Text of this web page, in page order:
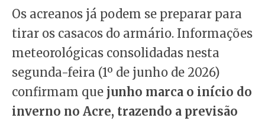
Os acreanos já podem se preparar para
tirar os casacos do armário. Informações
meteorológicas consolidadas nesta
segunda-feira (1º de junho de 2026)
confirmam que junho marca o início do
inverno no Acre, trazendo a previsão